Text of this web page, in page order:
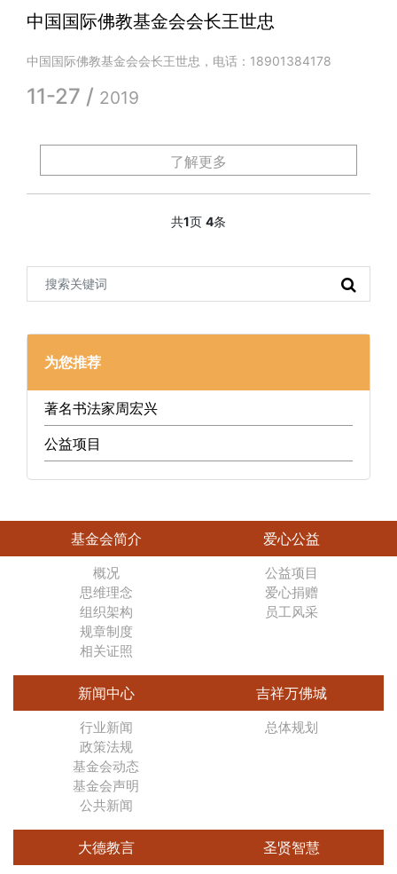
中国国际佛教基金会会长王世忠
11-27 / 2019
了解更多
共1页 4条
为您推荐
著名书法家周宏兴
公益项目
基金会简介
概况
思维理念
组织架构
规章制度
相关证照
爱心公益
公益项目
爱心捐赠
员工风采
新闻中心
行业新闻
政策法规
基金会动态
基金会声明
公共新闻
吉祥万佛城
总体规划
大德教言 圣贤智慧